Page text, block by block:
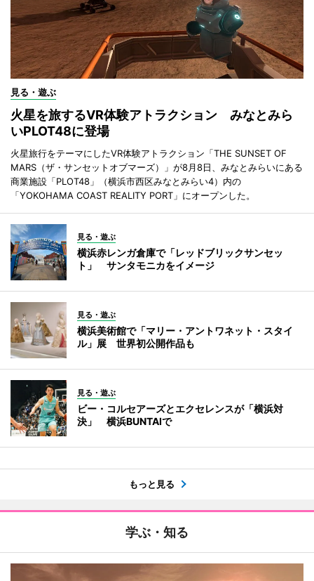
見る・遊ぶ
火星を旅するVR体験アトラクション みなとみら
いPLOT48に登場
火星旅行をテーマにしたVR体験アトラクション「THE SUNSET OF
MARS（ザ・サンセットオブマーズ）」が8月8日、みなとみらいにある
商業施設「PLOT48」（横浜市西区みなとみらい4）内の
「YOKOHAMA COAST REALITY PORT」にオープンした。
見る・遊ぶ
横浜赤レンガ倉庫で「レッドブリックサンセッ
ト」 サンタモニカをイメージ
見る・遊ぶ
横浜美術館で「マリー・アントワネット・スタイ
ル」展 世界初公開作品も
見る・遊ぶ
ビー・コルセアーズとエクセレンスが「横浜対
決」 横浜BUNTAIで
もっと見る
学ぶ・知る